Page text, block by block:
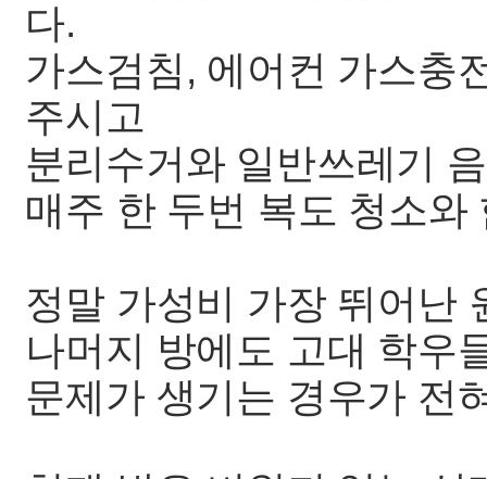
다.
가스검침, 에어컨 가스충
주시고
분리수거와 일반쓰레기
매주 한 두번 복도 청소
정말 가성비 가장 뛰어난
나머지 방에도 고대 학우
문제가 생기는 경우가 전